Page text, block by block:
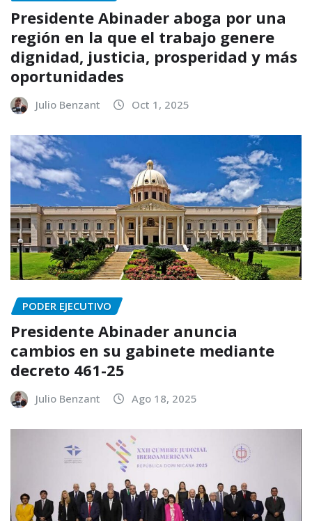
Presidente Abinader aboga por una
región en la que el trabajo genere
dignidad, justicia, prosperidad y más
oportunidades
Julio Benzant Oct 1, 2025
PODER EJECUTIVO
Presidente Abinader anuncia
cambios en su gabinete mediante
decreto 461-25
Julio Benzant Ago 18, 2025